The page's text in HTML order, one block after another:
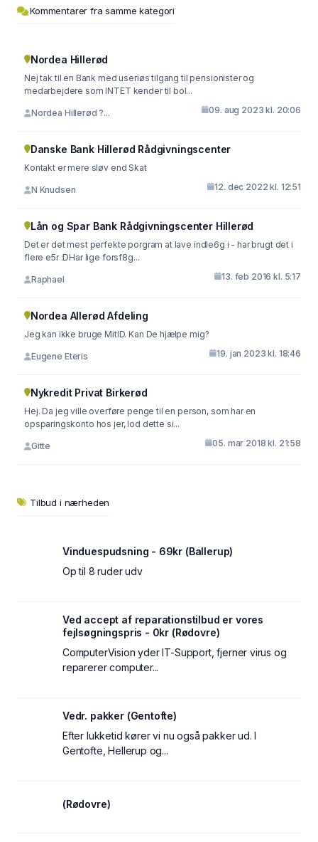
Kommentarer fra samme kategori
Nordea Hillerød
Nej tak til en Bank med useriøs tilgang til pensionister og
medarbejdere som INTET kender til bol...
Nordea Hillerød ?... 09. aug 2023 kl. 20:06
Danske Bank Hillerød Rådgivningscenter
Kontakt er mere sløv end Skat
N Knudsen 12. dec 2022 kl. 12:51
Lån og Spar Bank Rådgivningscenter Hillerød
Det er det mest perfekte porgram at lave indle6g i - har brugt det i
flere e5r :DHar lige forsf8g...
Raphael 13. feb 2016 kl. 5:17
Nordea Allerød Afdeling
Jeg kan ikke bruge MitID. Kan De hjælpe mig?
Eugene Eteris 19. jan 2023 kl. 18:46
Nykredit Privat Birkerød
Hej. Da jeg ville overføre penge til en person, som har en
opsparingskonto hos jer, lod dette si...
Gitte 05. mar 2018 kl. 21:58
Tilbud i nærheden
Vinduespudsning - 69kr (Ballerup)
Op til 8 ruder udv
Ved accept af reparationstilbud er vores
fejlsøgningspris - 0kr (Rødovre)
ComputerVision yder IT-Support, fjerner virus og
reparerer computer...
Vedr. pakker (Gentofte)
Efter lukketid kører vi nu også pakker ud. I
Gentofte, Hellerup og...
(Rødovre)